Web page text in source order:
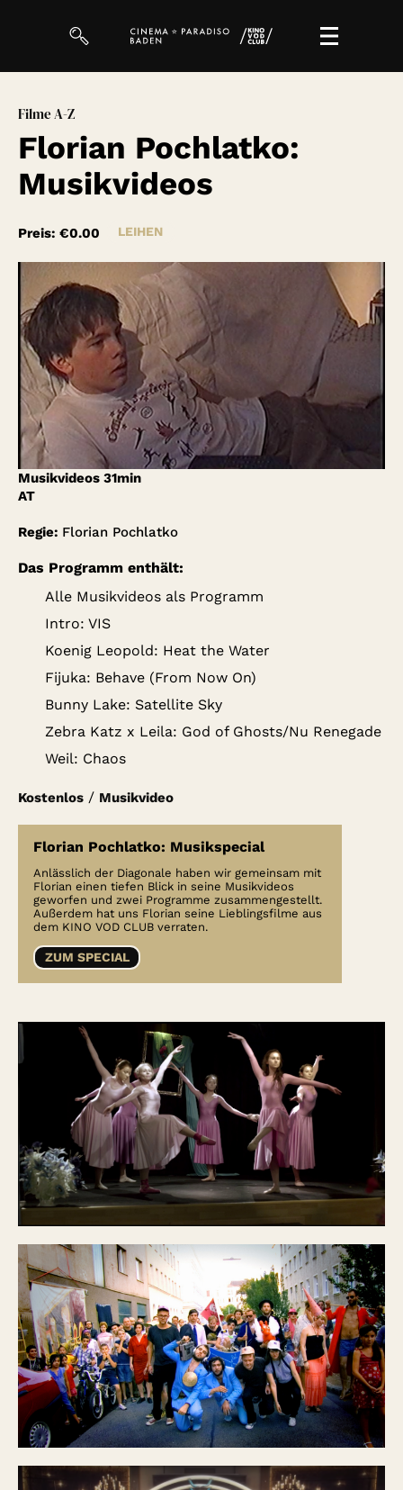
Magazin
Kuratierungen
So geht’s
Filmpakete
Gutscheine
& Filmpässe
Account
Suche
Filme A-Z
Florian Pochlatko:
Musikvideos
Preis: €0.00 LEIHEN
Musikvideos 31min
AT
Regie: Florian Pochlatko
Das Programm enthält:
Alle Musikvideos als Programm
Intro: VIS
Koenig Leopold: Heat the Water
Fijuka: Behave (From Now On)
Bunny Lake: Satellite Sky
Zebra Katz x Leila: God of Ghosts/Nu Renegade
Weil: Chaos
Kostenlos / Musikvideo
Florian Pochlatko: Musikspecial
Anlässlich der Diagonale haben wir gemeinsam mit
Florian einen tiefen Blick in seine Musikvideos
geworfen und zwei Programme zusammengestellt.
Außerdem hat uns Florian seine Lieblingsfilme aus
dem KINO VOD CLUB verraten.
ZUM SPECIAL